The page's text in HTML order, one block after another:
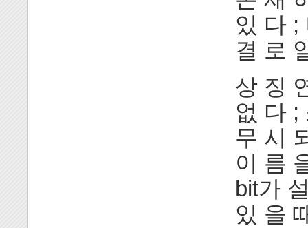
있 다 ;
결 로
상 징
없 다 ;
무 시
이 름
bit가
있 을